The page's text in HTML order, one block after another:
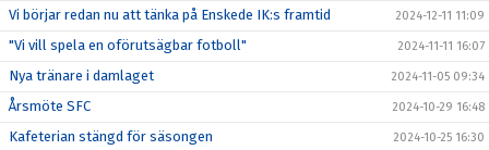
Vi börjar redan nu att tänka på Enskede IK:s framtid 2024-12-11 11:09
"Vi vill spela en oförutsägbar fotboll" 2024-11-11 16:07
Nya tränare i damlaget 2024-11-05 09:34
Årsmöte SFC 2024-10-29 16:48
Kafeterian stängd för säsongen 2024-10-25 16:30